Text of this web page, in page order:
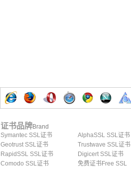
证书品牌Brand
Symantec SSL证书
Geotrust SSL证书
RapidSSL SSL证书
Comodo SSL证书
AlphaSSL SSL证书
Trustwave SSL证书
Digicert SSL证书
免费证书Free SSL